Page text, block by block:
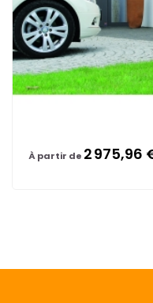
À partir de 2 975,96